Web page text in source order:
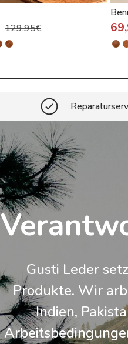
129,95€
Gusti Leder
Produkte. Wir
Indien,